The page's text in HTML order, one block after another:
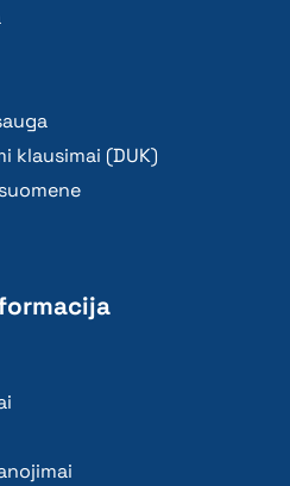
klausimai (DUK)